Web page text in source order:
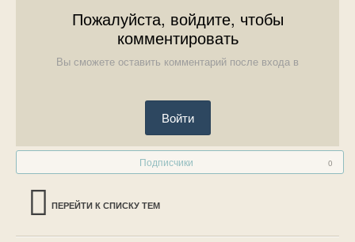
Пожалуйста, войдите, чтобы
комментировать
Вы сможете оставить комментарий после входа в
Войти
Подписчики 0
ПЕРЕЙТИ К СПИСКУ ТЕМ